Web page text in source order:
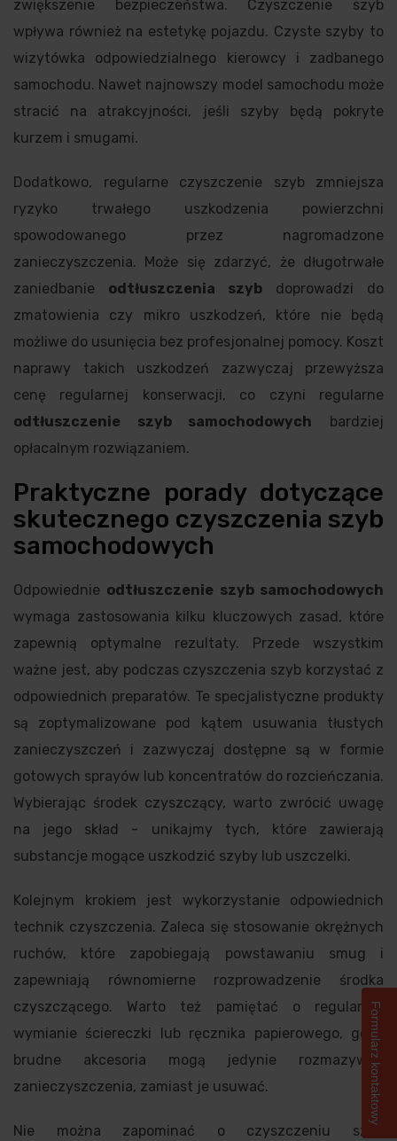
zwiększenie bezpieczeństwa. Czyszczenie szyb
wpływa również na estetykę pojazdu. Czyste szyby to
wizytówka odpowiedzialnego kierowcy i zadbanego
samochodu. Nawet najnowszy model samochodu może
stracić na atrakcyjności, jeśli szyby będą pokryte
kurzem i smugami.
Dodatkowo, regularne czyszczenie szyb zmniejsza
ryzyko trwałego uszkodzenia powierzchni
spowodowanego przez nagromadzone
zanieczyszczenia. Może się zdarzyć, że długotrwałe
zaniedbanie odtłuszczenia szyb doprowadzi do
zmatowienia czy mikro uszkodzeń, które nie będą
możliwe do usunięcia bez profesjonalnej pomocy. Koszt
naprawy takich uszkodzeń zazwyczaj przewyższa
cenę regularnej konserwacji, co czyni regularne
odtłuszczenie szyb samochodowych bardziej
opłacalnym rozwiązaniem.
Praktyczne porady dotyczące
skutecznego czyszczenia szyb
samochodowych
Odpowiednie odtłuszczenie szyb samochodowych
wymaga zastosowania kilku kluczowych zasad, które
zapewnią optymalne rezultaty. Przede wszystkim
ważne jest, aby podczas czyszczenia szyb korzystać z
odpowiednich preparatów. Te specjalistyczne produkty
są zoptymalizowane pod kątem usuwania tłustych
zanieczyszczeń i zazwyczaj dostępne są w formie
gotowych sprayów lub koncentratów do rozcieńczania.
Wybierając środek czyszczący, warto zwrócić uwagę
na jego skład - unikajmy tych, które zawierają
substancje mogące uszkodzić szyby lub uszczelki.
Kolejnym krokiem jest wykorzystanie odpowiednich
technik czyszczenia. Zaleca się stosowanie okrężnych
ruchów, które zapobiegają powstawaniu smug i
zapewniają równomierne rozprowadzenie środka
czyszczącego. Warto też pamiętać o regularnej
wymianie ściereczki lub ręcznika papierowego, gdyż
brudne akcesoria mogą jedynie rozmazywać
zanieczyszczenia, zamiast je usuwać.
Nie można zapominać o czyszczeniu szyb
Formularz kontaktowy